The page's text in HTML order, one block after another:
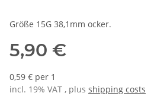
Größe 15G 38,1mm ocker.
5,90 €
0,59 € per 1
incl. 19% VAT , plus shipping costs